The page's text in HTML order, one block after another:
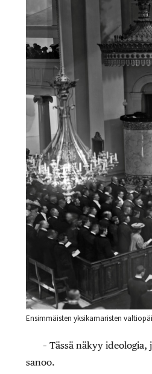
Ensimmäisten yksikamaristen
– Tässä näkyy
sanoo.